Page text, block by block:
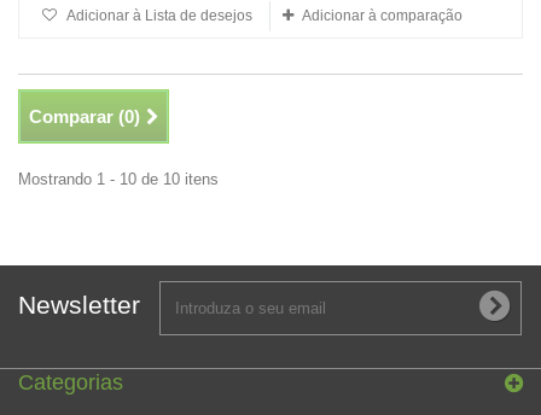
Adicionar à Lista de desejos Adicionar à comparação
Comparar (0)
Mostrando 1 - 10 de 10 itens
Newsletter
Categorias